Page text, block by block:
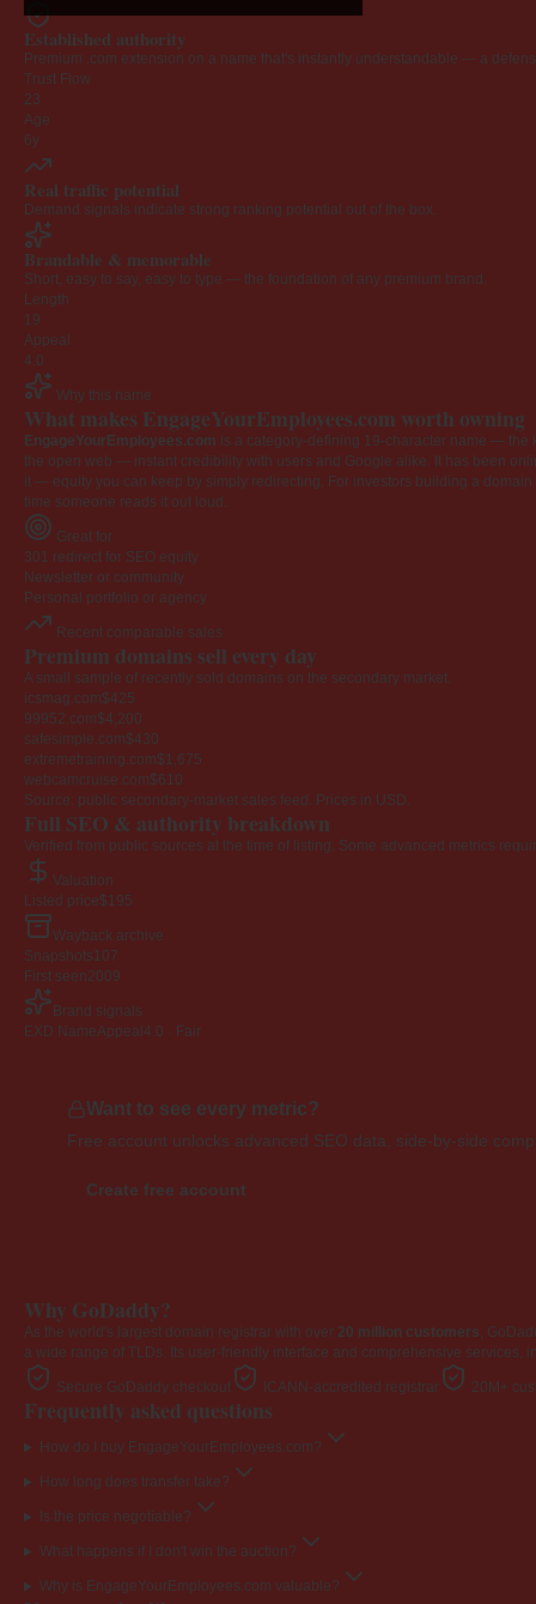
Established authority
Premium .com extension on a name that's instantly understandable — a
Trust Flow
23
Age
6y
Real traffic potential
Demand signals indicate strong ranking potential out of the box.
Brandable & memorable
Short, easy to say, easy to type — the foundation of any premium brand.
Length
19
Appeal
4.0
Why this name
What makes EngageYourEmployees.com worth owning
EngageYourEmployees.com is a category-defining 19-character name — the
the open web — instant credibility with users and Google alike. It has been
it — equity you can keep by simply redirecting. For investors building a
time someone reads it out loud.
Great for
301 redirect for SEO equity
Newsletter or community
Personal portfolio or agency
Recent comparable sales
Premium domains sell every day
A small sample of recently sold domains on the secondary market.
icsmag.com$425
99952.com$4,200
safesimple.com$430
extremetraining.com$1,675
webcamcruise.com$610
Source: public secondary-market sales feed. Prices in USD.
Full SEO & authority breakdown
Verified from public sources at the time of listing. Some advanced metrics
Valuation
Listed price$195
Wayback archive
Snapshots 107
First seen2009
Brand signals
EXD NameAppeal 4.0 · Fair
Want to see every metric?
Free account unlocks advanced SEO data, side-by-side
Create free account
Why GoDaddy?
As the world's largest domain registrar with over 20 million customers,
a wide range of TLDs. Its user-friendly interface and comprehensive
Secure GoDaddy checkout ICANN-accredited registrar 20M+
Frequently asked questions
How do I buy EngageYourEmployees.com?
How long does transfer take?
Is the price negotiable?
What happens if I don't win the auction?
Why is EngageYourEmployees.com valuable?